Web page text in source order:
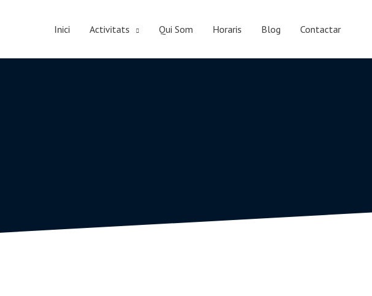
Inici Activitats Qui Som Horaris Blog Contactar